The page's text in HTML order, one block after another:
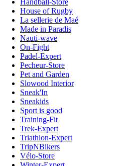
Handball-Store
House of Rugby
La sellerie de Maé
Made in Paradis
Nauti-wave
On-Fight
Padel-Expert
Pecheur-Store
Pet and Garden
Slowood Interior
Sneak'In
Sneakids
Sport is good
Training-Fit
Trek-Expert
Triathlon-Expert
TripNBikers
Vélo-Store